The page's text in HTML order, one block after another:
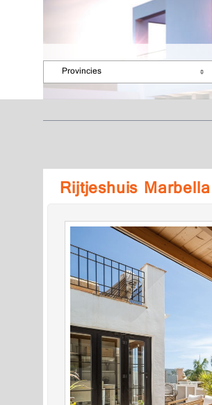
Provincies
Rijtjeshuis